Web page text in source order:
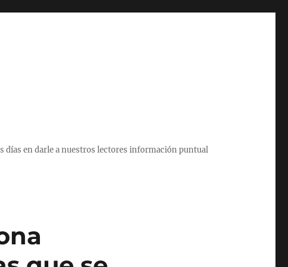
días en darle a nuestros lectores información puntual